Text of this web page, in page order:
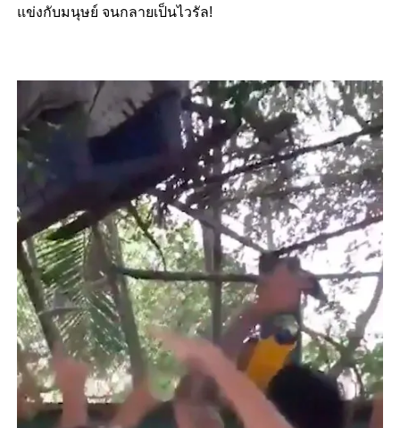
แข่งกับมนุษย์ จนกลายเป็นไวรัล!